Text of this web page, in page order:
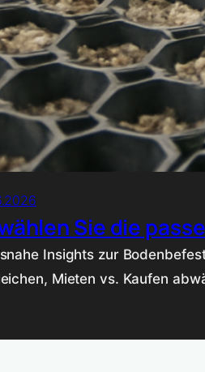
Sie die
Insights zur
Mieten vs. Kaufen